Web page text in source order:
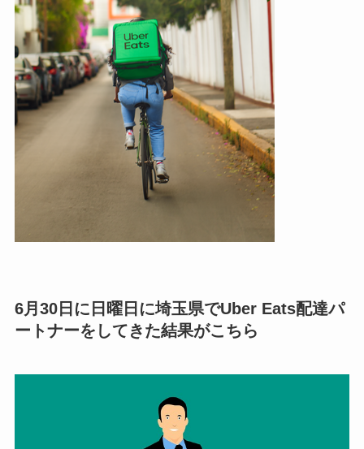
6月30日に日曜日に埼玉県でUber Eats配達パ
ートナーをしてきた結果がこちら